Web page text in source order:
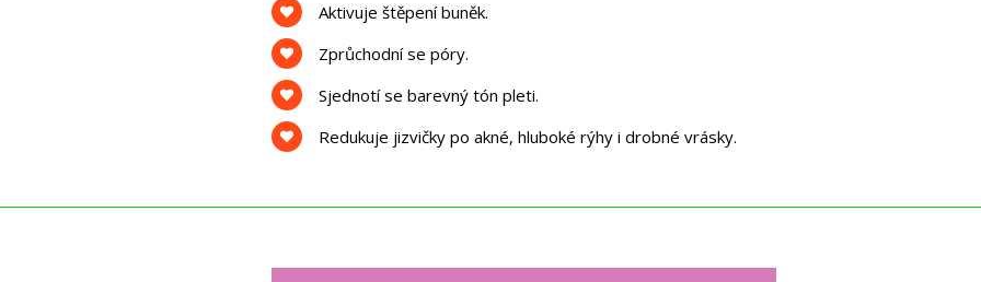
Aktivuje štěpení buněk.
Zprůchodní se póry.
Sjednotí se barevný tón pleti.
Redukuje jizvičky po akné, hluboké rýhy i drobné vrásky.